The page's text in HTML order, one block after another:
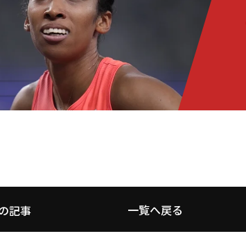
記事 一覧へ戻る